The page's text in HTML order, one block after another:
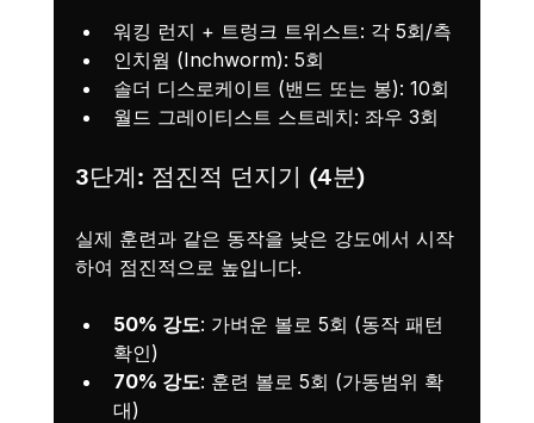
워킹 런지 + 트렁크 트위스트: 각 5회/측
인치웜 (Inchworm): 5회
솔더 디스로케이트 (밴드 또는 봉): 10회
월드 그레이티스트 스트레치: 좌우 3회
3단계: 점진적 던지기 (4분)
실제 훈련과 같은 동작을 낮은 강도에서 시작
하여 점진적으로 높입니다.
50% 강도: 가벼운 볼로 5회 (동작 패턴
확인)
70% 강도: 훈련 볼로 5회 (가동범위 확
대)